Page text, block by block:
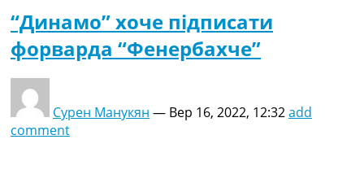
“Динамо” хоче підписати
форварда “Фенербахче”
Сурен Манукян — Вер 16, 2022, 12:32add
comment